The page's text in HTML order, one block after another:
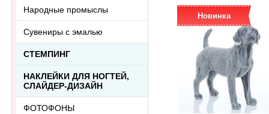
Новинка
Народные промыслы
Сувениры с эмалью
СТЕМПИНГ
НАКЛЕЙКИ ДЛЯ НОГТЕЙ,
СЛАЙДЕР-ДИЗАЙН
ФОТОФОНЫ